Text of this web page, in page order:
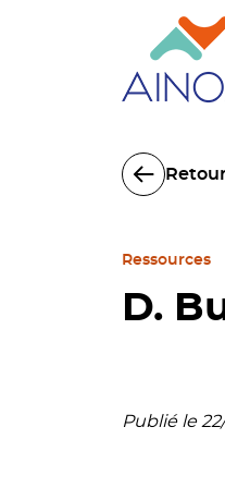
Ressources
D.
Publié le